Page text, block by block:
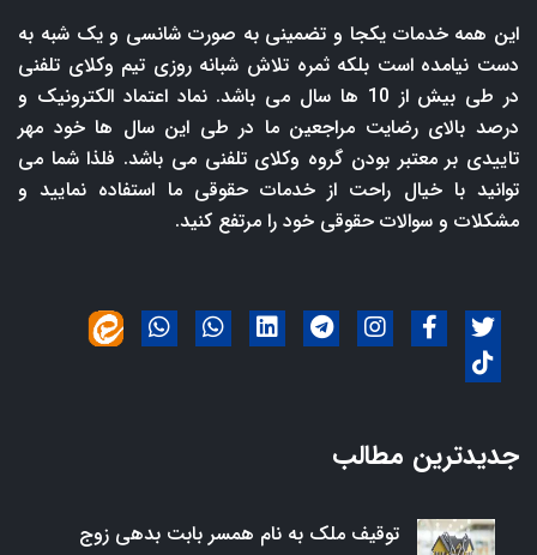
این همه خدمات یکجا و تضمینی به صورت شانسی و یک شبه به
دست نیامده است بلکه ثمره تلاش شبانه روزی تیم وکلای تلفنی
در طی بیش از 10 ها سال می باشد. نماد اعتماد الکترونیک و
درصد بالای رضایت مراجعین ما در طی این سال ها خود مهر
تاییدی بر معتبر بودن گروه وکلای تلفنی می باشد. فلذا شما می
توانید با خیال راحت از خدمات حقوقی ما استفاده نمایید و
مشکلات و سوالات حقوقی خود را مرتفع کنید.
جدیدترین مطالب
توقیف ملک به نام همسر بابت بدهی زوج